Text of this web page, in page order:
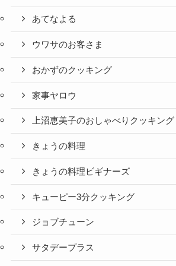
あてなよる
ウワサのお客さま
おかずのクッキング
家事ヤロウ
上沼恵美子のおしゃべりクッキング
きょうの料理
きょうの料理ビギナーズ
キューピー3分クッキング
ジョブチューン
サタデープラス